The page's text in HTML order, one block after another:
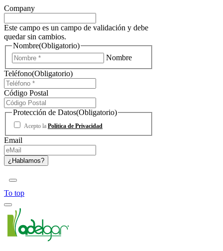
Company
Este campo es un campo de validación y debe
quedar sin cambios.
Nombre(Obligatorio)
Nombre
Teléfono(Obligatorio)
Código Postal
Protección de Datos(Obligatorio)
Acepto la Política de Privacidad
Email
To top